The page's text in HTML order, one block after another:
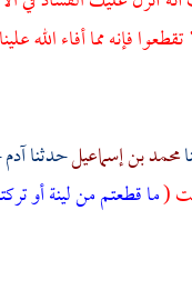
فإنه مما أفاء الله
محمد بن إسماعيلحدثناآدم
(ما قطعتم من لينة أو